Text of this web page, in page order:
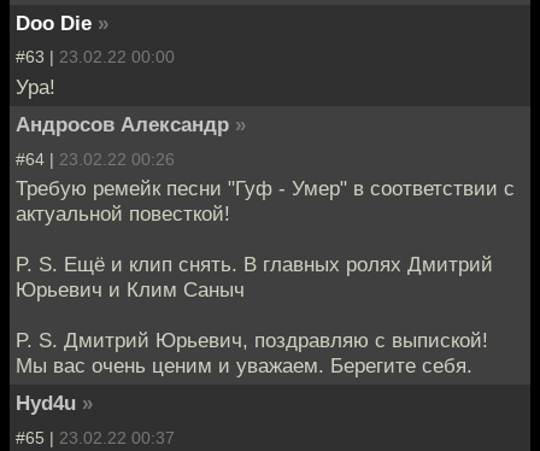
Doo Die »
#63 | 23.02.22 00:00
Ура!
Андросов Александр »
#64 | 23.02.22 00:26
Требую ремейк песни "Гуф - Умер" в соответствии с
актуальной повесткой!
P. S. Ещё и клип снять. В главных ролях Дмитрий
Юрьевич и Клим Саныч
P. S. Дмитрий Юрьевич, поздравляю с выпиской!
Мы вас очень ценим и уважаем. Берегите себя.
Hyd4u »
#65 | 23.02.22 00:37